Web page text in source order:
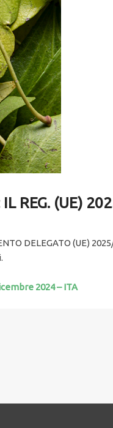
REG. (UE)
DELEGATO (UE)
2024 – ITA